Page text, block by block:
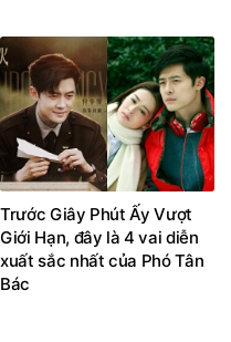
Trước Giây Phút Ấy Vượt
Giới Hạn, đây là 4 vai diễn
xuất sắc nhất của Phó Tân
Bác